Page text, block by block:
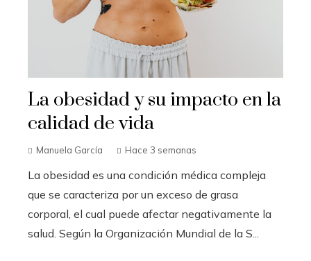
La obesidad y su impacto en la
calidad de vida
Manuela García Hace 3 semanas
La obesidad es una condición médica compleja
que se caracteriza por un exceso de grasa
corporal, el cual puede afectar negativamente la
salud. Según la Organización Mundial de la S...